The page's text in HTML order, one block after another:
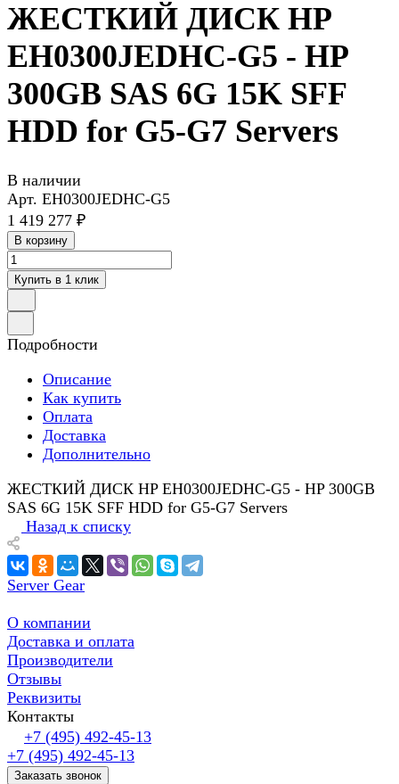
ЖЕСТКИЙ ДИСК HP
EH0300JEDHC-G5 - HP
300GB SAS 6G 15K SFF
HDD for G5-G7 Servers
В наличии
Арт. EH0300JEDHC-G5
1 419 277 ₽
В корзину
Купить в 1 клик
Подробности
Описание
Как купить
Оплата
Доставка
Дополнительно
ЖЕСТКИЙ ДИСК HP EH0300JEDHC-G5 - HP 300GB
SAS 6G 15K SFF HDD for G5-G7 Servers
Назад к списку
Server Gear
О компании
Доставка и оплата
Производители
Отзывы
Реквизиты
Контакты
+7 (495) 492-45-13
+7 (495) 492-45-13
Заказать звонок